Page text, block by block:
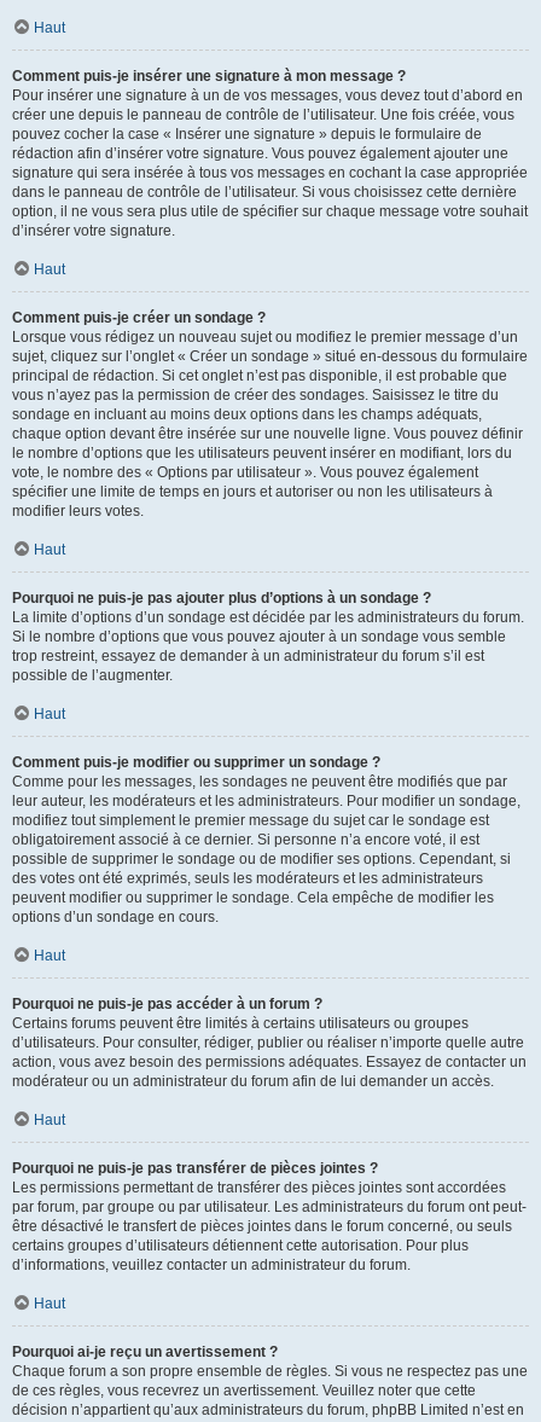
Haut
Comment puis-je insérer une signature à mon message ?
Pour insérer une signature à un de vos messages, vous devez tout d’abord en
créer une depuis le panneau de contrôle de l’utilisateur. Une fois créée, vous
pouvez cocher la case « Insérer une signature » depuis le formulaire de
rédaction afin d’insérer votre signature. Vous pouvez également ajouter une
signature qui sera insérée à tous vos messages en cochant la case appropriée
dans le panneau de contrôle de l’utilisateur. Si vous choisissez cette dernière
option, il ne vous sera plus utile de spécifier sur chaque message votre souhait
d’insérer votre signature.
Haut
Comment puis-je créer un sondage ?
Lorsque vous rédigez un nouveau sujet ou modifiez le premier message d’un
sujet, cliquez sur l’onglet « Créer un sondage » situé en-dessous du formulaire
principal de rédaction. Si cet onglet n’est pas disponible, il est probable que
vous n’ayez pas la permission de créer des sondages. Saisissez le titre du
sondage en incluant au moins deux options dans les champs adéquats,
chaque option devant être insérée sur une nouvelle ligne. Vous pouvez définir
le nombre d’options que les utilisateurs peuvent insérer en modifiant, lors du
vote, le nombre des « Options par utilisateur ». Vous pouvez également
spécifier une limite de temps en jours et autoriser ou non les utilisateurs à
modifier leurs votes.
Haut
Pourquoi ne puis-je pas ajouter plus d’options à un sondage ?
La limite d’options d’un sondage est décidée par les administrateurs du forum.
Si le nombre d’options que vous pouvez ajouter à un sondage vous semble
trop restreint, essayez de demander à un administrateur du forum s’il est
possible de l’augmenter.
Haut
Comment puis-je modifier ou supprimer un sondage ?
Comme pour les messages, les sondages ne peuvent être modifiés que par
leur auteur, les modérateurs et les administrateurs. Pour modifier un sondage,
modifiez tout simplement le premier message du sujet car le sondage est
obligatoirement associé à ce dernier. Si personne n’a encore voté, il est
possible de supprimer le sondage ou de modifier ses options. Cependant, si
des votes ont été exprimés, seuls les modérateurs et les administrateurs
peuvent modifier ou supprimer le sondage. Cela empêche de modifier les
options d’un sondage en cours.
Haut
Pourquoi ne puis-je pas accéder à un forum ?
Certains forums peuvent être limités à certains utilisateurs ou groupes
d’utilisateurs. Pour consulter, rédiger, publier ou réaliser n’importe quelle autre
action, vous avez besoin des permissions adéquates. Essayez de contacter un
modérateur ou un administrateur du forum afin de lui demander un accès.
Haut
Pourquoi ne puis-je pas transférer de pièces jointes ?
Les permissions permettant de transférer des pièces jointes sont accordées
par forum, par groupe ou par utilisateur. Les administrateurs du forum ont peut-
être désactivé le transfert de pièces jointes dans le forum concerné, ou seuls
certains groupes d’utilisateurs détiennent cette autorisation. Pour plus
d’informations, veuillez contacter un administrateur du forum.
Haut
Pourquoi ai-je reçu un avertissement ?
Chaque forum a son propre ensemble de règles. Si vous ne respectez pas une
de ces règles, vous recevrez un avertissement. Veuillez noter que cette
décision n’appartient qu’aux administrateurs du forum, phpBB Limited n’est en